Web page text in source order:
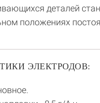
деталей
положениях
ЭЛЕКТРОДОВ: